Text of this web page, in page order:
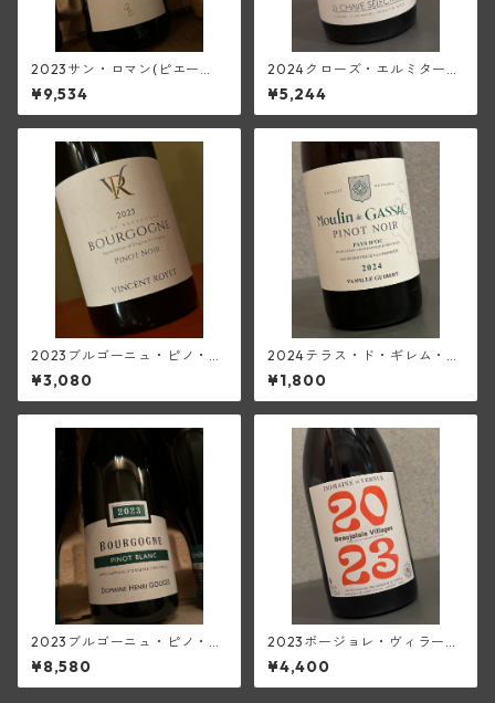
2023サン・ロマン(ピエー
ル・エ・ルイ・トラペ)
¥9,534
2024クローズ・エルミタージ
ュ・ブラン・シベル(ジャン・
ルイ・シャーヴ・セレクショ
ン)
¥5,244
2023ブルゴーニュ・ピノ・ノ
ワール(ロワイエ)
¥3,080
2024テラス・ド・ギレム・ピ
ノ・ノワール<ペイ・ドック>
(ムーラン・ド・ガサック)
¥1,800
2023ブルゴーニュ・ピノ・ブ
ラン(アンリ・グージュ)
¥8,580
2023ボージョレ・ヴィラージ
ュ(ド・ヴェルニュス)
¥4,400